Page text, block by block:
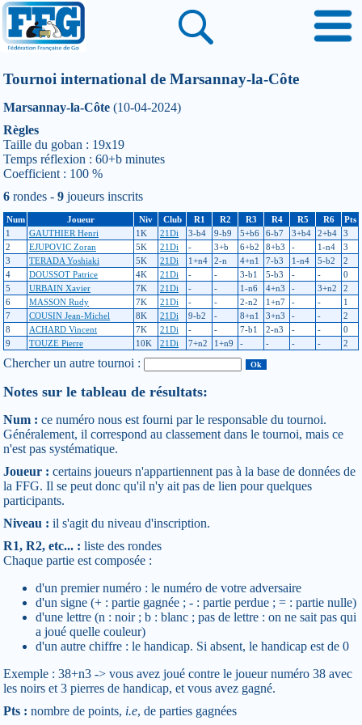
Tournoi international de Marsannay-la-Côte
Marsannay-la-Côte (10-04-2024)
Règles
Taille du goban : 19x19
Temps réflexion : 60+b minutes
Coefficient : 100 %
6 rondes - 9 joueurs inscrits
Num Joueur Niv Club R1 R2 R3 R4 R5 R6
Pts
1
GAUTHIER Henri 1K 21Di 3-b4 9-b9 5+b6 6-b7 3+b4 2+b4
3
2
EJUPOVIC Zoran 5K 21Di - 3+b 6+b2 8+b3 - 1-n4
3
3
TERADA Yoshiaki 5K 21Di 1+n4 2-n 4+n1 7-b3 1-n4 5-b2
2
4
DOUSSOT Patrice 4K 21Di - - 3-b1 5-b3 - -
0
5
URBAIN Xavier 7K 21Di - - 1-n6 4+n3 - 3+n2
2
6
MASSON Rudy 7K 21Di - - 2-n2 1+n7 - -
1
7
COUSIN Jean-Michel 8K 21Di 9-b2 - 8+n1 3+n3 - -
2
8
ACHARD Vincent 7K 21Di - - 7-b1 2-n3 - -
0
9
TOUZE Pierre 10K 21Di 7+n2 1+n9 - - - - 2
Chercher un autre tournoi :
Notes sur le tableau de résultats:
Num : ce numéro nous est fourni par le responsable du tournoi.
Généralement, il correspond au classement dans le tournoi, mais ce
n'est pas systématique.
Joueur : certains joueurs n'appartiennent pas à la base de données de
la FFG. Il se peut donc qu'il n'y ait pas de lien pour quelques
participants.
Niveau : il s'agit du niveau d'inscription.
R1, R2, etc... : liste des rondes
Chaque partie est composée :
d'un premier numéro : le numéro de votre adversaire
d'un signe (+ : partie gagnée ; - : partie perdue ; = : partie nulle)
d'une lettre (n : noir ; b : blanc ; pas de lettre : on ne sait pas qui
a joué quelle couleur)
d'un autre chiffre : le handicap. Si absent, le handicap est de 0
Exemple : 38+n3 -> vous avez joué contre le joueur numéro 38 avec
les noirs et 3 pierres de handicap, et vous avez gagné.
Pts : nombre de points, i.e, de parties gagnées